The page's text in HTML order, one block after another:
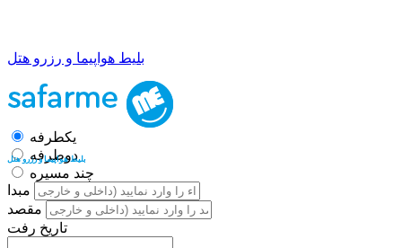
بلیط هواپیما و رزرو هتل
بلیط هواپیما و رزرو هتل
یکطرفه
دوطرفه
چند مسیره
مبدا
مقصد
تاریخ رفت